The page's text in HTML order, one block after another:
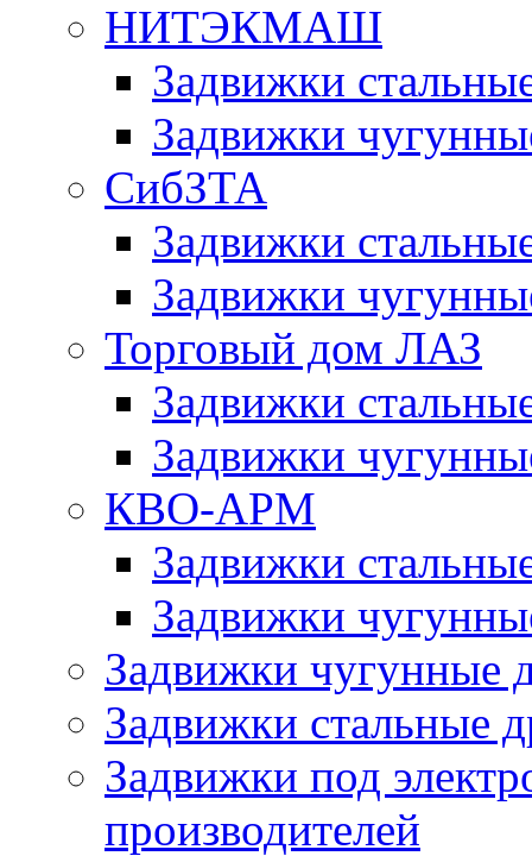
НИТЭКМАШ
Задвижки
Задвижки
СибЗТА
Задвижки
Задвижки
Торговый дом ЛАЗ
Задвижки
Задвижки
КВО-АРМ
Задвижки
Задвижки
Задвижки чугунные
Задвижки стальные
Задвижки под
производителей